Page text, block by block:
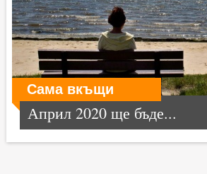
Сама вкъщи
Април 2020 ще бъде...